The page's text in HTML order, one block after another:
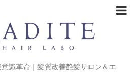
識革命｜髪質改善艶髪サロン＆エ